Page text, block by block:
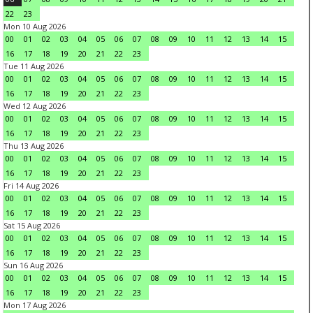
22
23
Mon 10 Aug 2026
00
01 02 03 04 05 06 07 08 09 10 11 12 13 14
15
16
17 18 19 20 21 22
23
Tue 11 Aug 2026
00
01 02 03 04 05 06 07 08 09 10 11 12 13 14
15
16
17 18 19 20 21 22
23
Wed 12 Aug 2026
00
01 02 03 04 05 06 07 08 09 10 11 12 13 14
15
16
17 18 19 20 21 22
23
Thu 13 Aug 2026
00
01 02 03 04 05 06 07 08 09 10 11 12 13 14
15
16
17 18 19 20 21 22
23
Fri 14 Aug 2026
00
01 02 03 04 05 06 07 08 09 10 11 12 13 14
15
16
17 18 19 20 21 22
23
Sat 15 Aug 2026
00
01 02 03 04 05 06 07 08 09 10 11 12 13 14
15
16
17 18 19 20 21 22
23
Sun 16 Aug 2026
00
01 02 03 04 05 06 07 08 09 10 11 12 13 14
15
16
17 18 19 20 21 22
23
Mon 17 Aug 2026